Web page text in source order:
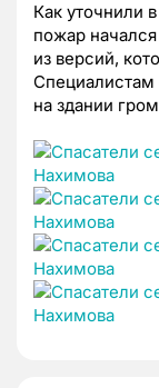
Как уточнили
пожар
из версий,
Специалистам
на здании